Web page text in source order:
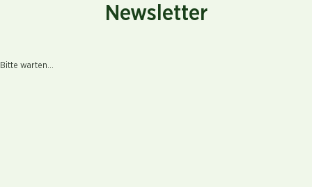
Newsletter
Bitte warten...